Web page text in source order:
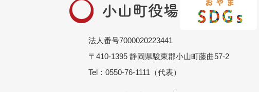
法人番号7000020223441
〒410-1395 静岡県駿東郡小山町藤曲57-2
Tel：0550-76-1111（代表）